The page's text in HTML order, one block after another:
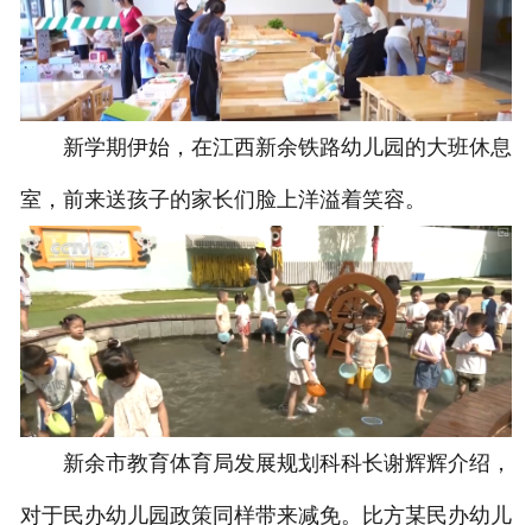
新学期伊始，在江西新余铁路幼儿园的大班休息
室，前来送孩子的家长们脸上洋溢着笑容。
新余市教育体育局发展规划科科长谢辉辉介绍，
对于民办幼儿园政策同样带来减免。比方某民办幼儿